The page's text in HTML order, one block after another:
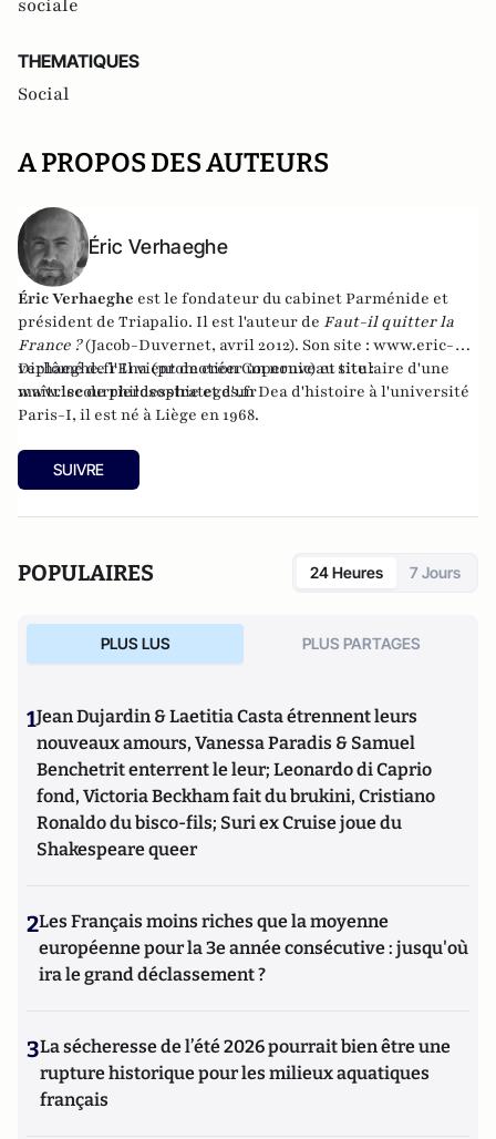
sociale
THEMATIQUES
Social
A PROPOS DES AUTEURS
Éric Verhaeghe
Éric Verhaeghe est le fondateur du cabinet Parménide et
président de Triapalio. Il est l'auteur de Faut-il quitter la
France ?(Jacob-Duvernet, avril 2012). Son site : www.eric-
verhaeghe.frIl vient de créer un nouveau site :
www.lecourrierdesstrateges.fr
Diplômé de l'Ena (promotion Copernic) et titulaire d'une
maîtrise de philosophie et d'un Dea d'histoire à l'université
Paris-I, il est né à Liège en 1968.
SUIVRE
POPULAIRES 24 Heures 7 Jours
PLUS LUS PLUS PARTAGES
1Jean Dujardin & Laetitia Casta étrennent leurs
nouveaux amours, Vanessa Paradis & Samuel
Benchetrit enterrent le leur; Leonardo di Caprio
fond, Victoria Beckham fait du brukini, Cristiano
Ronaldo du bisco-fils; Suri ex Cruise joue du
Shakespeare queer
2Les Français moins riches que la moyenne
européenne pour la 3e année consécutive : jusqu'où
ira le grand déclassement ?
3La sécheresse de l’été 2026 pourrait bien être une
rupture historique pour les milieux aquatiques
français